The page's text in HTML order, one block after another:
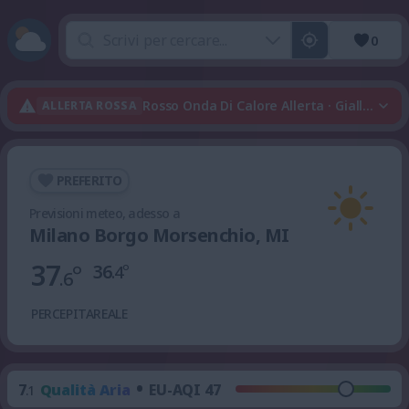
0
ALLERTA ROSSA Rosso Onda Di Calore Allerta · Giallo
Milano Borgo Morsenchio, MI
37.6°
PERCEPITA
36.4°
REALE
7.1 Qualità Aria • EU-AQI 47